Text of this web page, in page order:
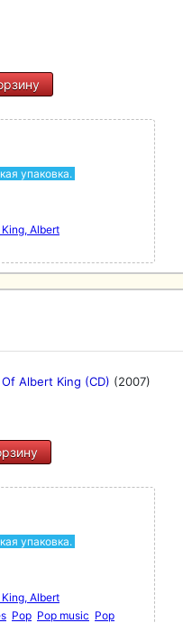
упаковка.
Albert
Albert King (CD) (2007)
упаковка.
Albert
Pop Pop music Pop